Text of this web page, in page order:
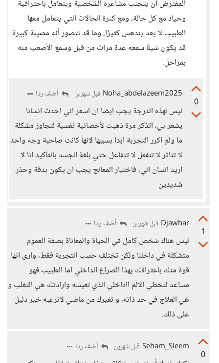
المفترض أن يتجنب مشاعره الشخصية ويتعامل باحترافية
وحياد مع كل حالة، ومع كثرة الحالات التي يتعامل معها
الطبيب لا يعد يندهش كثيرًا، وما قد نتصور أنه مصيبة كبيرة
قد يكون شيئًا سمعه عدة مرات من قبل وسمع الأصعب منه
بمراحل.
0
Noha_abdelazeem2025 قبل شهرين أضف ردا
ليس لهذه الدرجة يجب ايضا ان اشعر اني احدث انسانا
يشعر بي، اتذكر مرة ذهبت لأخصائية نفسية لتجاوز مشكلة
ما ولم اكرر التجربة ابدا بسببها لانها كانت صاحبة وجه واحد
لا تتاثر لا تنفعل لا تتفاعل حتي بلغة الجسد بالتأكيد انا لا
اريد انسان الي، فاختيار المعالج يجب ان يكون بدقة وحذر
شديدين
1
Djawhar قبل شهرين أضف ردا
ليس هناك شخص كامل في الحياة والمعاناة بصفة العموم
متشكلة في داخلنا ولكن تختلف حسب التجربة فقط، وارى انها
قوة منك باعترافك بهذا الصراع الداخلي اما الطبيب فهو
مساعد لتخطي الالم ااداخلي الذي تعيشه وارادتك هي التغلب و
هي العلاج في حد ذاته، و تغيرك من ماضي لاترغبه خير دليل
على ذلك.
0
Seham_Sleem قبل شهرين أضف ردا